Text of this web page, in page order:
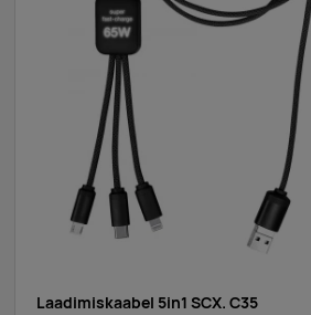
Laadimiskaabel 5in1 SCX. C35